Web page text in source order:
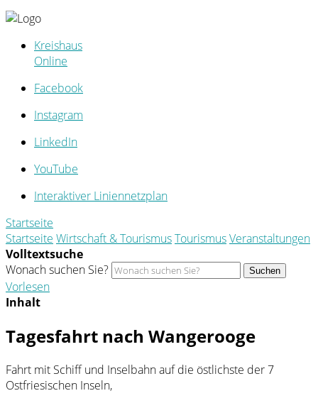
Kreishaus
Online
Facebook
Instagram
LinkedIn
YouTube
Interaktiver Liniennetzplan
Startseite
Startseite Wirtschaft & TourismusTourismusVeranstaltungen
Volltextsuche
Wonach suchen Sie?
Suchen
Vorlesen
Inhalt
Tagesfahrt nach Wangerooge
Fahrt mit Schiff und Inselbahn auf die östlichste der 7
Ostfriesischen Inseln,